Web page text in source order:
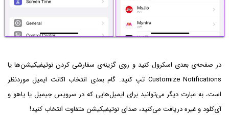
در صفحه‌ی بعدی اسکرول کنید و روی گزینه‌ی سفارشی کردن نوتیفیکیشن‌ها یا
Customize Notifications تپ کنید. گام بعدی انتخاب اکانت ایمیل موردنظر
است، به عبارت دیگر می‌توانید برای ایمیل‌هایی که در سرویس جیمیل یا یاهو و
آی‌کلود و غیره دریافت می‌کنید، صدای نوتیفیکیشن متفاوت انتخاب کنید!